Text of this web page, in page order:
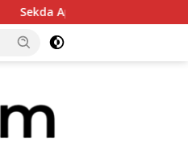
Inspektorat Provinsi